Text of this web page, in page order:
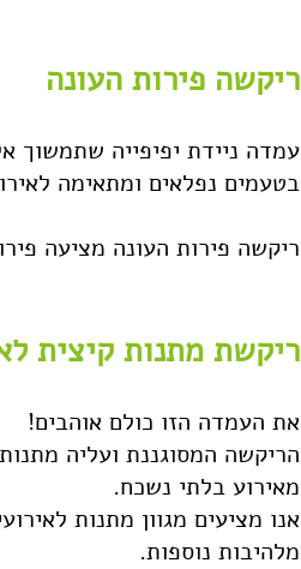
ריקשה פירות העונה
עמדה ניידת יפיפייה שתמשוך
בטעמים נפלאים ומתאימה
ריקשה פירות העונה מציעה
ריקשת מתנות קיצית
את העמדה הזו כולם אוהבים!
הריקשה המסוגננת ועליה
מאירוע בלתי נשכח.
אנו מציעים מגוון מתנות
מלהיבות נוספות.